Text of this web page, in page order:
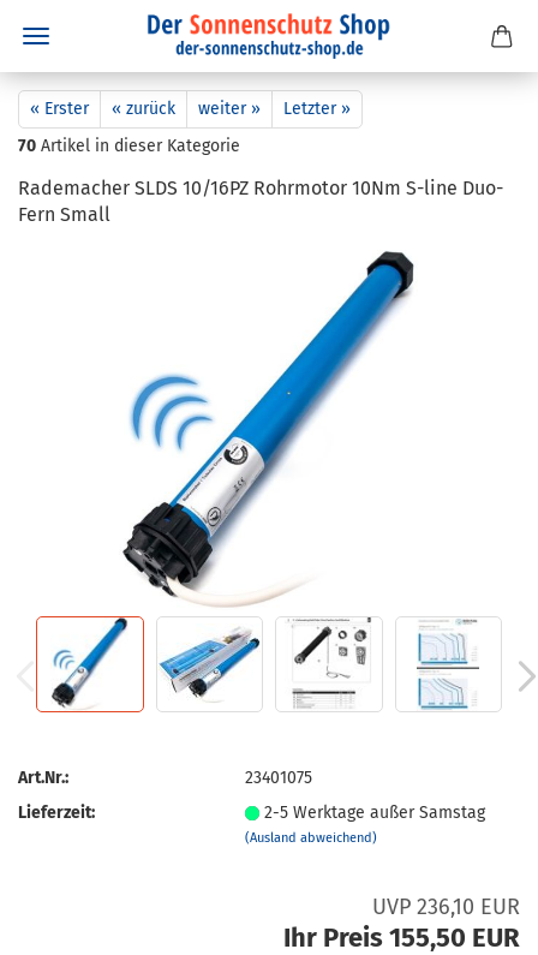
« Erster « zurück weiter »
Letzter »
70 Artikel in dieser Kategorie
Ra­de­ma­cher SLDS 10/16PZ Rohr­mo­tor 10Nm S-​line Du­o­
Fern Small
Art.Nr.:
23401075
Lieferzeit:
2-5 Werktage außer Samstag
(Ausland abweichend)
UVP 236,10 EUR
Ihr Preis 155,50 EUR